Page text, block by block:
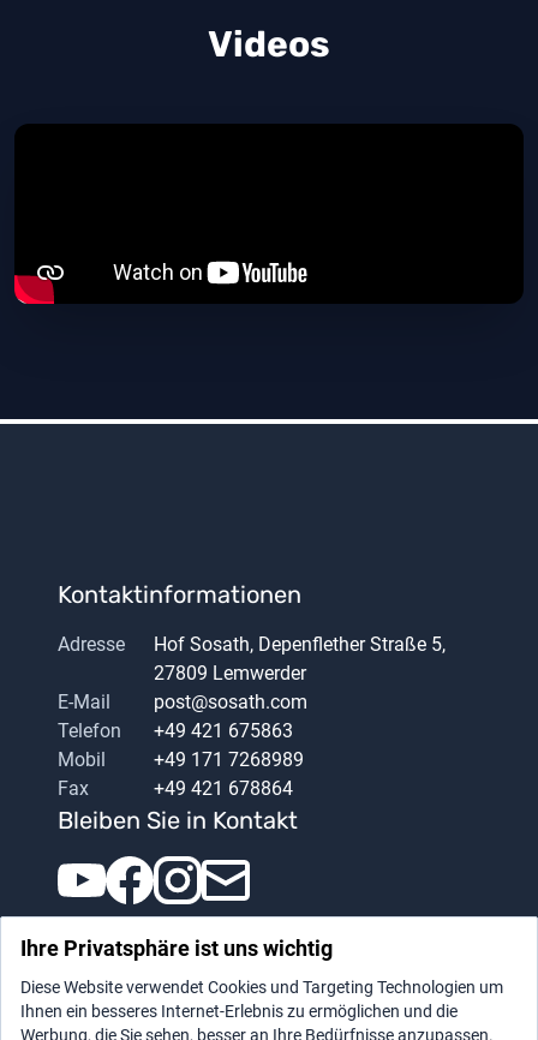
Videos
Kontaktinformationen
Adresse
Hof Sosath, Depenflether Straße 5,
27809 Lemwerder
E-Mail
post@sosath.com
Telefon
+49 421 675863
Mobil
+49 171 7268989
Fax
+49 421 678864
Bleiben Sie in Kontakt
Ihre Privatsphäre ist uns wichtig
Diese Website verwendet Cookies und Targeting Technologien um
Ihnen ein besseres Internet-Erlebnis zu ermöglichen und die
Werbung, die Sie sehen, besser an Ihre Bedürfnisse anzupassen.